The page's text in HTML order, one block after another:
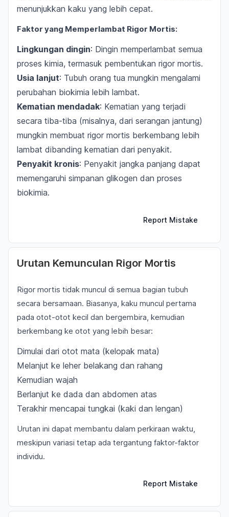
menunjukkan kaku yang lebih cepat.
Faktor yang Memperlambat Rigor Mortis:
Lingkungan dingin: Dingin memperlambat semua
proses kimia, termasuk pembentukan rigor mortis.
Usia lanjut: Tubuh orang tua mungkin mengalami
perubahan biokimia lebih lambat.
Kematian mendadak: Kematian yang terjadi
secara tiba-tiba (misalnya, dari serangan jantung)
mungkin membuat rigor mortis berkembang lebih
lambat dibanding kematian dari penyakit.
Penyakit kronis: Penyakit jangka panjang dapat
memengaruhi simpanan glikogen dan proses
biokimia.
Report Mistake
Urutan Kemunculan Rigor Mortis
Rigor mortis tidak muncul di semua bagian tubuh
secara bersamaan. Biasanya, kaku muncul pertama
pada otot-otot kecil dan bergembira, kemudian
berkembang ke otot yang lebih besar:
Dimulai dari otot mata (kelopak mata)
Melanjut ke leher belakang dan rahang
Kemudian wajah
Berlanjut ke dada dan abdomen atas
Terakhir mencapai tungkai (kaki dan lengan)
Urutan ini dapat membantu dalam perkiraan waktu,
meskipun variasi tetap ada tergantung faktor-faktor
individu.
Report Mistake